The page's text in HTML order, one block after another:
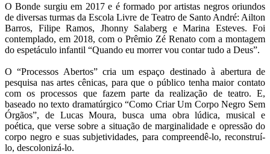
O Bonde surgiu em 2017 e é formado por artistas negros oriundos
de diversas turmas da Escola Livre de Teatro de Santo André: Ailton
Barros, Filipe Ramos, Jhonny Salaberg e Marina Esteves. Foi
contemplado, em 2018, com o Prêmio Zé Renato com a montagem
do espetáculo infantil “Quando eu morrer vou contar tudo a Deus”.
O “Processos Abertos” cria um espaço destinado à abertura de
pesquisa nas artes cênicas, para que o público tenha maior contato
com os processos que fazem parte da realização de teatro. E,
baseado no texto dramatúrgico “Como Criar Um Corpo Negro Sem
Órgãos”, de Lucas Moura, busca uma obra lúdica, musical e
poética, que verse sobre a situação de marginalidade e opressão do
corpo negro e suas subjetividades, para compreendê-lo, reconstruí-
lo, descolonizá-lo.